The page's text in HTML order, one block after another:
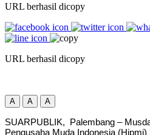
URL berhasil dicopy
URL berhasil dicopy
A A A
SUARPUBLIK, Palembang –
Pengusaha Muda Indonesia